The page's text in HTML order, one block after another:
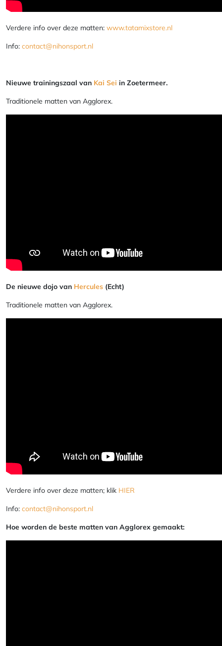
Verdere info over deze matten: www.tatamixstore.nl
Info: contact@nihonsport.nl
Nieuwe trainingszaal van Kai Sei in Zoetermeer.
Traditionele matten van Agglorex.
De nieuwe dojo van Hercules (Echt)
Traditionele matten van Agglorex.
Verdere info over deze matten; klik HIER
Info: contact@nihonsport.nl
Hoe worden de beste matten van Agglorex gemaakt: